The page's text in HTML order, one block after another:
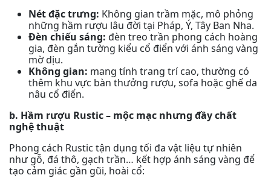
Nét đặc trưng: Không gian trầm mặc, mô phỏng
những hầm rượu lâu đời tại Pháp, Ý, Tây Ban Nha.
Đèn chiếu sáng: đèn treo trần phong cách hoàng
gia, đèn gắn tường kiểu cổ điển với ánh sáng vàng
mờ dịu.
Không gian: mang tính trang trí cao, thường có
thêm khu vực bàn thưởng rượu, sofa hoặc ghế da
nâu cổ điển.
b. Hầm rượu Rustic – mộc mạc nhưng đầy chất
nghệ thuật
Phong cách Rustic tận dụng tối đa vật liệu tự nhiên
như gỗ, đá thô, gạch trần… kết hợp ánh sáng vàng để
tạo cảm giác gần gũi, hoài cổ: